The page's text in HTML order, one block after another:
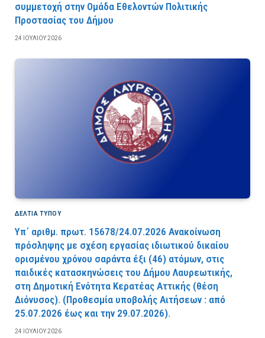
συμμετοχή στην Ομάδα Εθελοντών Πολιτικής
Προστασίας του Δήμου
24 ΙΟΥΛΊΟΥ 2026
ΔΕΛΤΙΑ ΤΥΠΟΥ
Υπ΄ αριθμ. πρωτ. 15678/24.07.2026 Ανακοίνωση
πρόσληψης με σχέση εργασίας ιδιωτικού δικαίου
ορισμένου χρόνου σαράντα έξι (46) ατόμων, στις
παιδικές κατασκηνώσεις του Δήμου Λαυρεωτικής,
στη Δημοτική Ενότητα Κερατέας Αττικής (θέση
Διόνυσος). (Προθεσμία υποβολής Αιτήσεων : από
25.07.2026 έως και την 29.07.2026).
24 ΙΟΥΛΊΟΥ 2026